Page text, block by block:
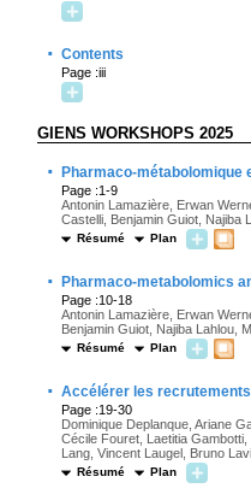
· Contents
Page :iii
GIENS WORKSHOPS 2025
· Pharmaco-métabolomique
Page :1-9
Antonin Lamazière, Erwan
Castelli, Benjamin Guiot, Najiba
Résumé Plan
· Pharmaco-metabolomics
Page :10-18
Antonin Lamazière, Erwan
Benjamin Guiot, Najiba Lahlou,
Résumé Plan
· Accélérer les
Page :19-30
Dominique Deplanque, Ariane
Cécile Fouret, Laetitia
Lang, Vincent Laugel, Bruno
Résumé Plan